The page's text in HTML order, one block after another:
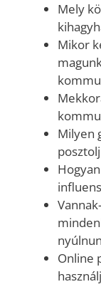
Mely
Mikor
Milyen
Online